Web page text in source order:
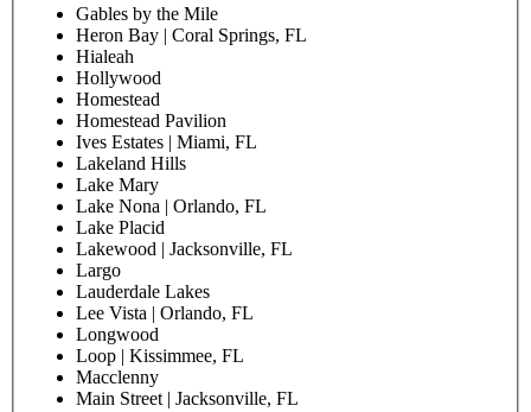
Gables by the Mile
Heron Bay | Coral Springs, FL
Hialeah
Hollywood
Homestead
Homestead Pavilion
Ives Estates | Miami, FL
Lakeland Hills
Lake Mary
Lake Nona | Orlando, FL
Lake Placid
Lakewood | Jacksonville, FL
Largo
Lauderdale Lakes
Lee Vista | Orlando, FL
Longwood
Loop | Kissimmee, FL
Macclenny
Main Street | Jacksonville, FL